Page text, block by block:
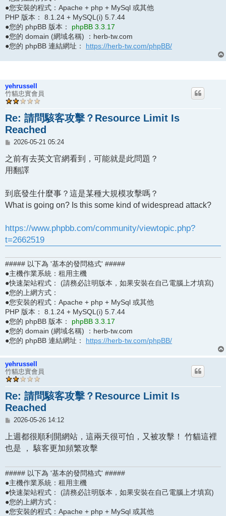
●您安裝的程式：Apache + php + MySql 或其他
PHP 版本： 8.1.24 + MySQL(i) 5.7.44
●您的 phpBB 版本： phpBB 3.3.17
●您的 domain (網域名稱) ：herb-tw.com
●您的 phpBB 連結網址： https://herb-tw.com/phpBB/
yehrussell
竹貓忠實會員
Re: 請問駭客攻擊？Resource Limit Is
Reached
文
2026-05-21 05:24
之前有去英文官網看到，可能就是此問題？
用翻譯
到底發生什麼事？這是某種大規模攻擊嗎？
What is going on? Is this some kind of widespread attack?
https://www.phpbb.com/community/viewtopic.php?
t=2662519
##### 以下為 '基本的發問格式' #####
●主機作業系統：租用主機
●快速架站程式： (請務必註明版本，如果安裝在自己電腦上才填寫)
●您的上網方式：
●您安裝的程式：Apache + php + MySql 或其他
PHP 版本： 8.1.24 + MySQL(i) 5.7.44
●您的 phpBB 版本： phpBB 3.3.17
●您的 domain (網域名稱) ：herb-tw.com
●您的 phpBB 連結網址： https://herb-tw.com/phpBB/
yehrussell
竹貓忠實會員
Re: 請問駭客攻擊？Resource Limit Is
Reached
文
2026-05-26 14:12
上週都很順利開網站，這兩天很可怕，又被攻擊！ 竹貓這裡
也是 ， 駭客更加頻繁攻擊
##### 以下為 '基本的發問格式' #####
●主機作業系統：租用主機
●快速架站程式： (請務必註明版本，如果安裝在自己電腦上才填寫)
●您的上網方式：
●您安裝的程式：Apache + php + MySql 或其他